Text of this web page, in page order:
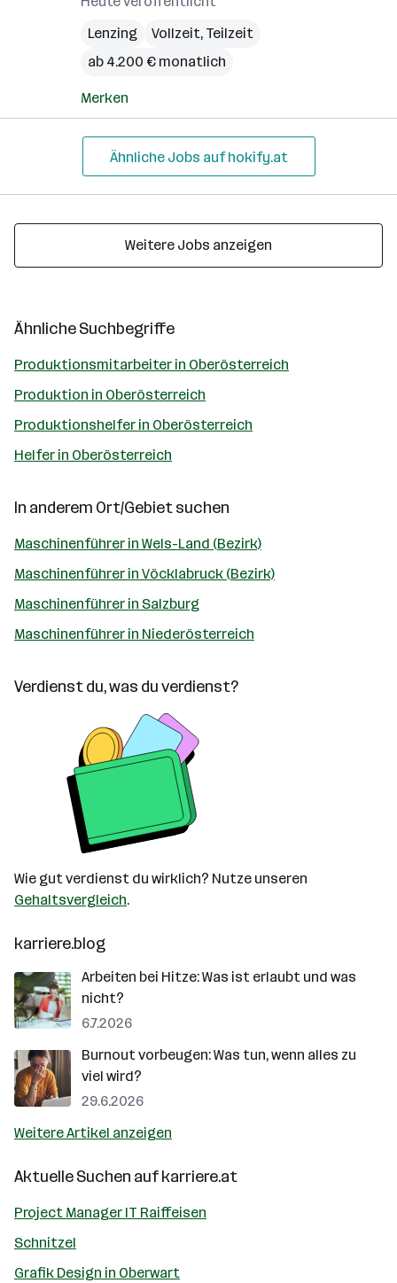
Lenzing
Vollzeit, Teilzeit
ab 4.200 € monatlich
Merken
Ähnliche Jobs auf hokify.at
Weitere Jobs anzeigen
Ähnliche Suchbegriffe
Produktionsmitarbeiter in Oberösterreich
Produktion in Oberösterreich
Produktionshelfer in Oberösterreich
Helfer in Oberösterreich
In anderem Ort/Gebiet suchen
Maschinenführer in Wels-Land (Bezirk)
Maschinenführer in Vöcklabruck (Bezirk)
Maschinenführer in Salzburg
Maschinenführer in Niederösterreich
Verdienst du, was du verdienst?
Wie gut verdienst du wirklich? Nutze unseren
Gehaltsvergleich.
karriere.blog
Arbeiten bei Hitze: Was ist erlaubt und was
nicht?
6.7.2026
Burnout vorbeugen: Was tun, wenn alles zu
viel wird?
29.6.2026
Weitere Artikel anzeigen
Aktuelle Suchen aufkarriere.at
Project Manager IT Raiffeisen
Schnitzel
Grafik Design in Oberwart